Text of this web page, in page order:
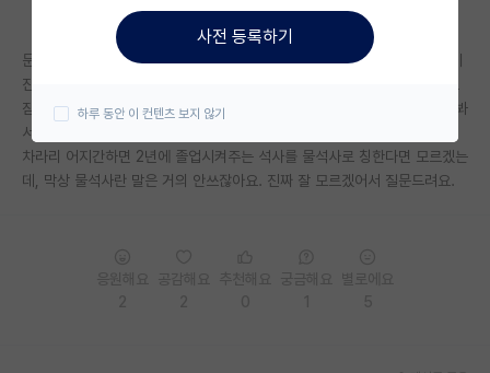
미국 대학원 합격 후기 게시판
대학원생 모집 게시판
연구실(PI) 홍보 게시판
석박사 채용 정보 게시판
문과 쪽은 제가 잘 몰라서 패스하겠는데, 공학 쪽은 박사과정 하는 선배들이
진짜 엄청 힘들게 구르는걸 제가 소속된 연구실 뿐만 아니라 다른 연구실도
잠도 제대로 못이루고, 새벽에 교수님 전화 받아가며 힘들게 사는 걸 맨날 봐
서요. 그리고 박사는 더군다나 자격이 안되면 졸업 자체가 어렵지 않나요?
차라리 어지간하면 2년에 졸업시켜주는 석사를 물석사로 칭한다면 모르겠는
데, 막상 물석사란 말은 거의 안쓰잖아요. 진짜 잘 모르겠어서 질문드려요.
사전 등록하기
하루 동안 이 컨텐츠 보지 않기